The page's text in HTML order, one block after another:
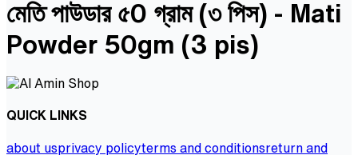
মেতি পাউডার ৫0 গ্রাম (৩ পিস) - Mati
Powder 50gm (3 pis)
QUICK LINKS
about usprivacy policyterms and conditionsreturn and